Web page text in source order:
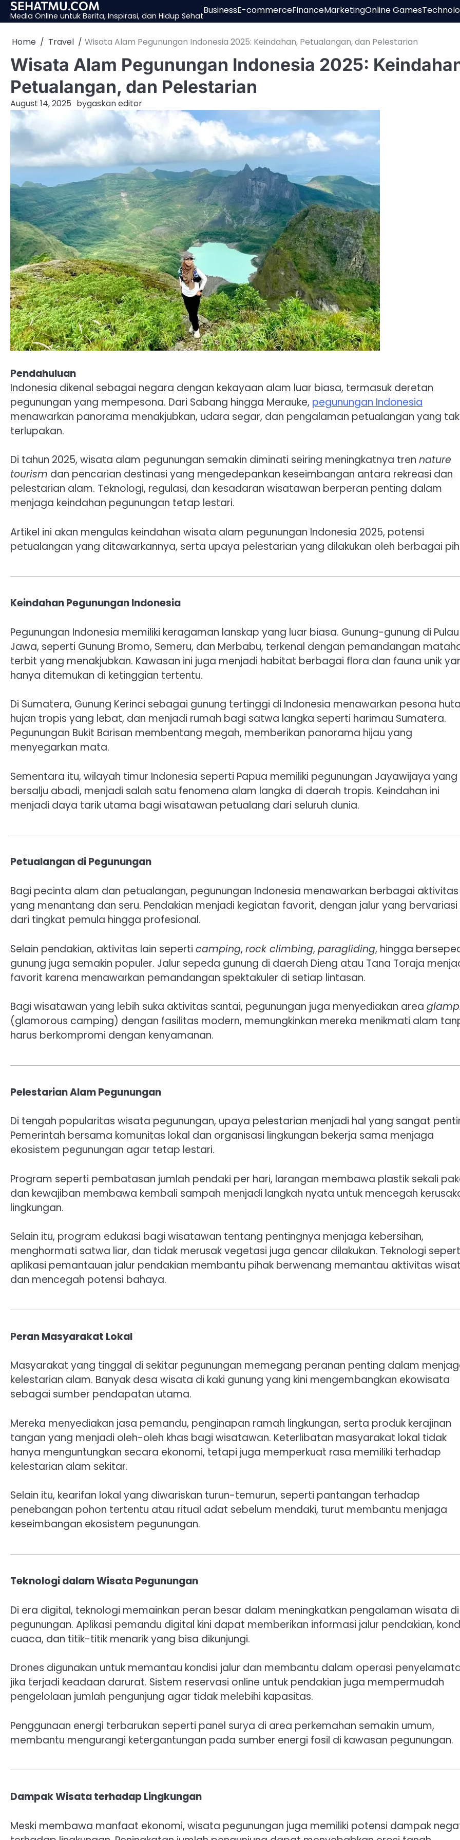
SkipSEHATMU.COM
Media Online untuk Berita, Inspirasi, dan Hidup Sehat
BusinessE-commerceFinanceMarketingOnline Games
Home Travel Wisata Alam Pegunungan Indonesia 2025: Keindahan, Petualangan, dan Pelestarian
Wisata Alam Pegunungan Indonesia 2025:
Petualangan, dan Pelestarian
August 14, 2025 bygaskan editor
Pendahuluan
Indonesia dikenal sebagai negara dengan kekayaan alam luar biasa, termasuk deretan
pegunungan yang mempesona. Dari Sabang hingga Merauke, pegunungan Indonesia
menawarkan panorama menakjubkan, udara segar, dan pengalaman petualangan yang tak
terlupakan.
Di tahun 2025, wisata alam pegunungan semakin diminati seiring meningkatnya tren nature
tourism dan pencarian destinasi yang mengedepankan keseimbangan antara rekreasi dan
pelestarian alam. Teknologi, regulasi, dan kesadaran wisatawan berperan penting dalam
menjaga keindahan pegunungan tetap lestari.
Artikel ini akan mengulas keindahan wisata alam pegunungan Indonesia 2025, potensi
petualangan yang ditawarkannya, serta upaya pelestarian yang dilakukan oleh berbagai
Keindahan Pegunungan Indonesia
Pegunungan Indonesia memiliki keragaman lanskap yang luar biasa. Gunung-gunung di Pulau
Jawa, seperti Gunung Bromo, Semeru, dan Merbabu, terkenal dengan pemandangan
terbit yang menakjubkan. Kawasan ini juga menjadi habitat berbagai flora dan fauna unik
hanya ditemukan di ketinggian tertentu.
Di Sumatera, Gunung Kerinci sebagai gunung tertinggi di Indonesia menawarkan pesona
hujan tropis yang lebat, dan menjadi rumah bagi satwa langka seperti harimau Sumatera.
Pegunungan Bukit Barisan membentang megah, memberikan panorama hijau yang
menyegarkan mata.
Sementara itu, wilayah timur Indonesia seperti Papua memiliki pegunungan Jayawijaya yang
bersalju abadi, menjadi salah satu fenomena alam langka di daerah tropis. Keindahan ini
menjadi daya tarik utama bagi wisatawan petualang dari seluruh dunia.
Petualangan di Pegunungan
Bagi pecinta alam dan petualangan, pegunungan Indonesia menawarkan berbagai aktivitas
yang menantang dan seru. Pendakian menjadi kegiatan favorit, dengan jalur yang bervariasi
dari tingkat pemula hingga profesional.
Selain pendakian, aktivitas lain seperti camping, rock climbing, paragliding, hingga
gunung juga semakin populer. Jalur sepeda gunung di daerah Dieng atau Tana Toraja
favorit karena menawarkan pemandangan spektakuler di setiap lintasan.
Bagi wisatawan yang lebih suka aktivitas santai, pegunungan juga menyediakan area
(glamorous camping) dengan fasilitas modern, memungkinkan mereka menikmati alam
harus berkompromi dengan kenyamanan.
Pelestarian Alam Pegunungan
Di tengah popularitas wisata pegunungan, upaya pelestarian menjadi hal yang sangat
Pemerintah bersama komunitas lokal dan organisasi lingkungan bekerja sama menjaga
ekosistem pegunungan agar tetap lestari.
Program seperti pembatasan jumlah pendaki per hari, larangan membawa plastik sekali
dan kewajiban membawa kembali sampah menjadi langkah nyata untuk mencegah
lingkungan.
Selain itu, program edukasi bagi wisatawan tentang pentingnya menjaga kebersihan,
menghormati satwa liar, dan tidak merusak vegetasi juga gencar dilakukan. Teknologi
aplikasi pemantauan jalur pendakian membantu pihak berwenang memantau aktivitas
dan mencegah potensi bahaya.
Peran Masyarakat Lokal
Masyarakat yang tinggal di sekitar pegunungan memegang peranan penting dalam
kelestarian alam. Banyak desa wisata di kaki gunung yang kini mengembangkan ekowisata
sebagai sumber pendapatan utama.
Mereka menyediakan jasa pemandu, penginapan ramah lingkungan, serta produk kerajinan
tangan yang menjadi oleh-oleh khas bagi wisatawan. Keterlibatan masyarakat lokal tidak
hanya menguntungkan secara ekonomi, tetapi juga memperkuat rasa memiliki terhadap
kelestarian alam sekitar.
Selain itu, kearifan lokal yang diwariskan turun-temurun, seperti pantangan terhadap
penebangan pohon tertentu atau ritual adat sebelum mendaki, turut membantu menjaga
keseimbangan ekosistem pegunungan.
Teknologi dalam Wisata Pegunungan
Di era digital, teknologi memainkan peran besar dalam meningkatkan pengalaman wisata di
pegunungan. Aplikasi pemandu digital kini dapat memberikan informasi jalur pendakian,
cuaca, dan titik-titik menarik yang bisa dikunjungi.
Drones digunakan untuk memantau kondisi jalur dan membantu dalam operasi
jika terjadi keadaan darurat. Sistem reservasi online untuk pendakian juga mempermudah
pengelolaan jumlah pengunjung agar tidak melebihi kapasitas.
Penggunaan energi terbarukan seperti panel surya di area perkemahan semakin umum,
membantu mengurangi ketergantungan pada sumber energi fosil di kawasan pegunungan.
Dampak Wisata terhadap Lingkungan
Meski membawa manfaat ekonomi, wisata pegunungan juga memiliki potensi dampak